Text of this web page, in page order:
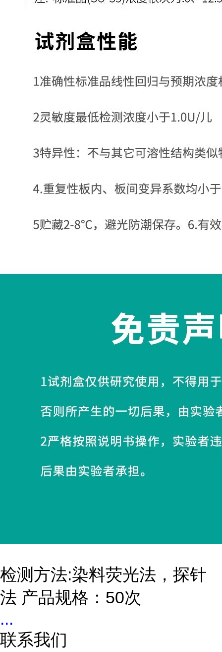
检测方法:染料荧光法，探针
法 产品规格：50次
...
联系我们